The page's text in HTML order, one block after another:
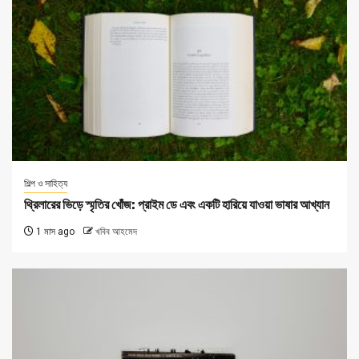
শিল্প ও সাহিত্য
থ্রিলারের ভিড়ে স্মৃতির খোঁজ: প্রাইম ডে এবং একটি হারিয়ে যাওয়া ভাষার আখ্যান
1 মাস ago খবিব আহমেদ